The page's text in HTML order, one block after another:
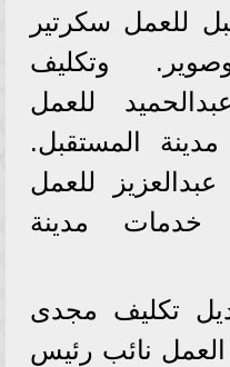
للعمل سكرتير
وتكليف
للعمل
المستقبل.
للعمل
مدينة
تكليف مجدى
نائب رئيس